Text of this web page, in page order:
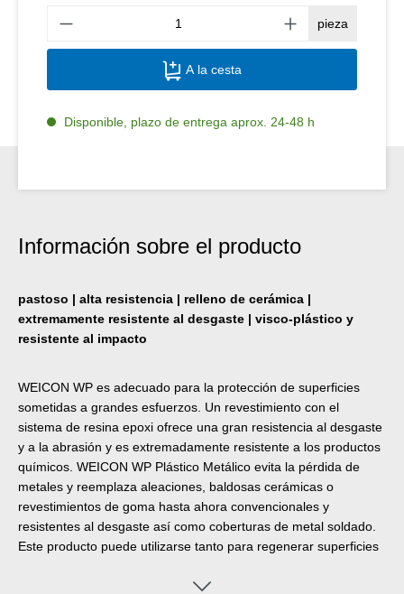
pieza
A la cesta
Disponible, plazo de entrega aprox. 24-48 h
Información sobre el producto
pastoso | alta resistencia | relleno de cerámica |
extremamente resistente al desgaste | visco-plástico y
resistente al impacto
WEICON WP es adecuado para la protección de superficies
sometidas a grandes esfuerzos. Un revestimiento con el
sistema de resina epoxi ofrece una gran resistencia al desgaste
y a la abrasión y es extremadamente resistente a los productos
químicos. WEICON WP Plástico Metálico evita la pérdida de
metales y reemplaza aleaciones, baldosas cerámicas o
revestimientos de goma hasta ahora convencionales y
resistentes al desgaste así como coberturas de metal soldado.
Este producto puede utilizarse tanto para regenerar superficies
revestimientos resistentes al desgaste. La protección es